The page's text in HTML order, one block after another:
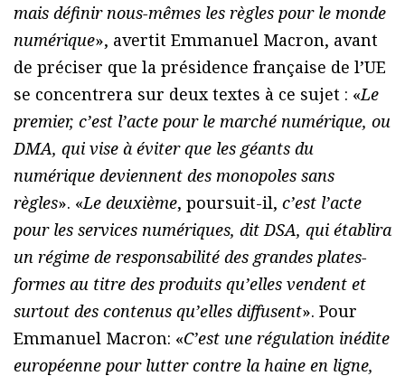
mais définir nous-mêmes les règles pour le monde
numérique», avertit Emmanuel Macron, avant
de préciser que la présidence française de l’UE
se concentrera sur deux textes à ce sujet : «Le
premier, c’est l’acte pour le marché numérique, ou
DMA, qui vise à éviter que les géants du
numérique deviennent des monopoles sans
règles». «Le deuxième, poursuit-il, c’est l’acte
pour les services numériques, dit DSA, qui établira
un régime de responsabilité des grandes plates-
formes au titre des produits qu’elles vendent et
surtout des contenus qu’elles diffusent». Pour
Emmanuel Macron: «C’est une régulation inédite
européenne pour lutter contre la haine en ligne,